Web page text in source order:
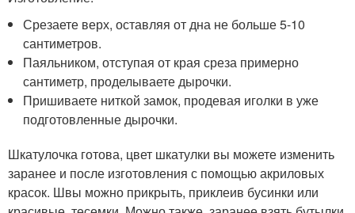
Срезаете верх, оставляя от дна не больше 5-10
сантиметров.
Паяльником, отступая от края среза примерно
сантиметр, проделываете дырочки.
Пришиваете ниткой замок, продевая иголки в уже
подготовленные дырочки.
Шкатулочка готова, цвет шкатулки вы можете изменить
заранее и после изготовления с помощью акриловых
красок. Швы можно прикрыть, приклеив бусинки или